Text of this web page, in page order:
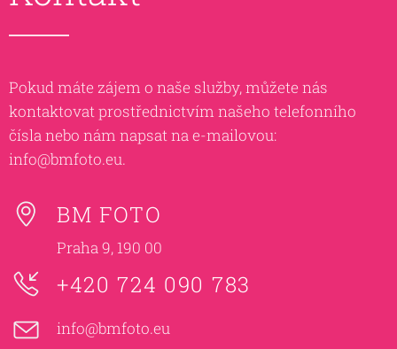
Pokud máte zájem o naše služby, můžete nás
kontaktovat prostřednictvím našeho telefonního
čísla nebo nám napsat na e-mailovou:
info@bmfoto.eu.
BM FOTO
Praha 9, 190 00
+420 724 090 783
info@bmfoto.eu